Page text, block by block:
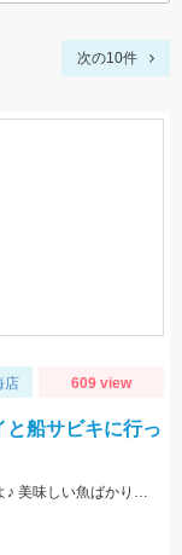
次の10件
店 609 view
船サビキに行っ
魚影がとても濃く、アタリが多くて楽しかったですよ♪ 美味しい魚ばかり釣れました♪